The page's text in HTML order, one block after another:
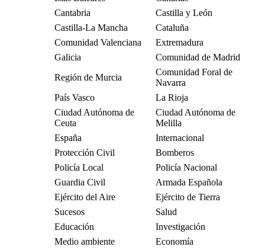
Cantabria
Castilla y León
Castilla-La Mancha
Cataluña
Comunidad Valenciana
Extremadura
Galicia
Comunidad de Madrid
Región de Murcia
Comunidad Foral de
Navarra
País Vasco
La Rioja
Ciudad Autónoma de
Ceuta
Ciudad Autónoma de
Melilla
España
Internacional
Protección Civil
Bomberos
Policía Local
Policía Nacional
Guardia Civil
Armada Española
Ejército del Aire
Ejército de Tierra
Sucesos
Salud
Educación
Investigación
Medio ambiente
Economía